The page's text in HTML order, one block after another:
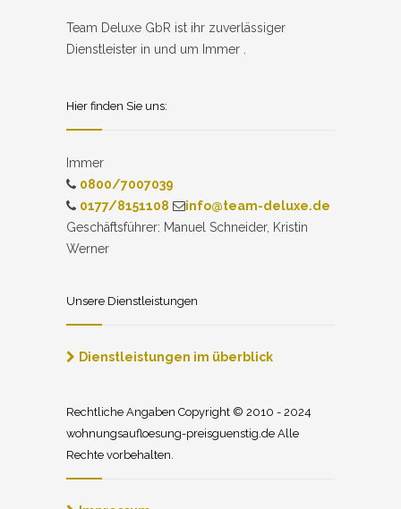
Team Deluxe GbR ist ihr zuverlässiger
Dienstleister in und um Immer .
Hier finden Sie uns:
Immer
0800/7007039
0177/8151108
info@team-deluxe.de
Geschäftsführer: Manuel Schneider, Kristin
Werner
Unsere Dienstleistungen
Dienstleistungen im überblick
Rechtliche Angaben Copyright © 2010 - 2024
wohnungsaufloesung-preisguenstig.de Alle
Rechte vorbehalten.